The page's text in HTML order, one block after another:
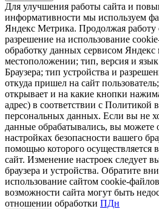
Для улучшения работы сайта и
информативности мы используем
Яндекс Метрика. Продолжая работу
разрешение на использование
обработку данных сервисом Яндекс
местоположении; тип, версия и
Браузера; тип устройства и
откуда пришел на сайт
открывает и на какие кнопки
адрес) в соответствии с Политикой
персональных данных. Если вы не
данные обрабатывались, вы
настройках безопасности вашего
помощью которого осуществляется
сайт. Изменение настроек следует
браузера и устройства. Обратите
использование сайтом cookie-
возможности сайта могут быть
отношении обработки ПДн